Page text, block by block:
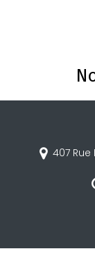
407 Rue